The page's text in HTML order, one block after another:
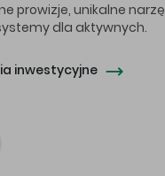
prowizje, unikalne
dla aktywnych.
inwestycyjne